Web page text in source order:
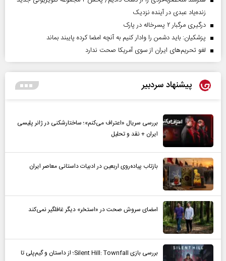
زنده‌یاد عبدی در آینده نزدیک
درگیری مرگبار ۲ پسرخاله در پارک
پزشکیان: باید دشمن را وادار کنیم به آنچه امضا کرده پایبند بماند
لغو تحریم‌های ایران از سوی آمریکا صحت ندارد
پیشنهاد سردبیر
بررسی سریال «اعتراف می‌کنم»؛ ساختارشکنی در ژانر پلیسی
ایران + نقد و تحلیل
بازتاب پیاده‌روی اربعین در ادبیات داستانی معاصر ایران
امضای سروش صحت در «استخر» دیگر غافلگیر نمی‌کند
بررسی بازی Silent Hill: Townfall؛ از داستان و گیم‌پلی تا